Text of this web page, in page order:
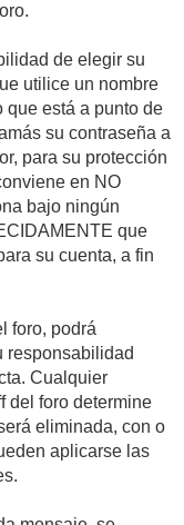
de elegir su
utilice un nombre
que está a punto de
su contraseña a
para su protección
en NO
bajo ningún
que
su cuenta, a fin
foro, podrá
responsabilidad
Cualquier
del foro determine
eliminada, con o
aplicarse las